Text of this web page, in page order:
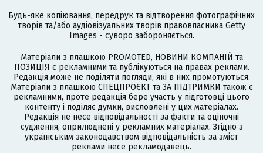
Будь-яке копіювання, передрук та відтворення фотографічних
творів та/або аудіовізуальних творів правовласника Getty
Images - суворо забороняється.
Матеріали з плашкою PROMOTED, НОВИНИ КОМПАНІЙ та
ПОЗИЦІЯ є рекламними та публікуються на правах реклами.
Редакція може не поділяти погляди, які в них промотуються.
Матеріали з плашкою СПЕЦПРОЄКТ та ЗА ПІДТРИМКИ також є
рекламними, проте редакція бере участь у підготовці цього
контенту і поділяє думки, висловлені у цих матеріалах.
Редакція не несе відповідальності за факти та оціночні
судження, оприлюднені у рекламних матеріалах. Згідно з
українським законодавством відповідальність за зміст
реклами несе рекламодавець.